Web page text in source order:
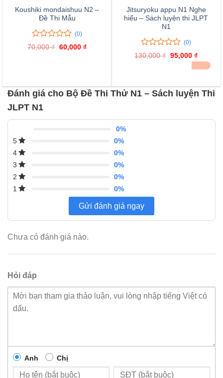
Koushiki mondaishuu N2 –
Đề Thi Mẫu
0
trên
0
(0)
70,000₫ Giá
60,000 ₫Giá
Jitsuryoku appu N1 Nghe
hiểu – Sách luyện thi JLPT
N1
0
trên
0
giá
(0)
130,000₫ Giá
95,000 ₫Giá
hiện
tại
Đánh giá cho Bộ Đề Thi Thử N1 – Sách luyện Thi
JLPT N1
0%
5
0%
4
0%
3
0%
2
0%
1
0%
Gửi đánh giá ngay
Chưa có đánh giá nào.
Hỏi đáp
Anh Chị